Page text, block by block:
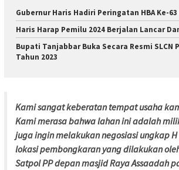
Gubernur Haris Hadiri Peringatan HBA Ke-
Haris Harap Pemilu 2024 Berjalan Lancar
Bupati Tanjabbar Buka Secara Resmi SLCN
Tahun 2023
Kami sangat keberatan tempat usaha
Kami merasa bahwa lahan ini adalah
juga ingin melakukan negosiasi ungkap
lokasi pembongkaran yang dilakukan
Satpol PP depan masjid Raya Assaadah